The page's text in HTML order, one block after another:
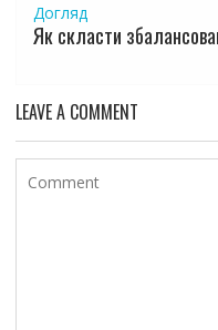
Догляд
Як скласти
LEAVE A COMMENT